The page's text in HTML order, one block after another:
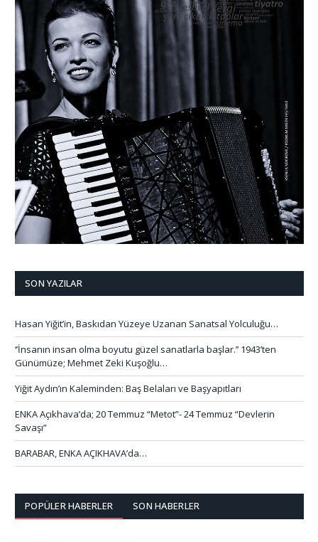
SON YAZILAR
Hasan Yiğit’in, Baskıdan Yüzeye Uzanan Sanatsal Yolculuğu…
‘’İnsanın insan olma boyutu güzel sanatlarla başlar.’’ 1943’ten
Günümüze; Mehmet Zeki Kuşoğlu…
Yiğit Aydın’ın Kaleminden: Baş Belaları ve Başyapıtları
ENKA Açıkhava’da; 20 Temmuz “Metot”- 24 Temmuz “Devlerin
Savaşı”
BARABAR, ENKA AÇIKHAVA’da…
POPÜLER HABERLER SON HABERLER